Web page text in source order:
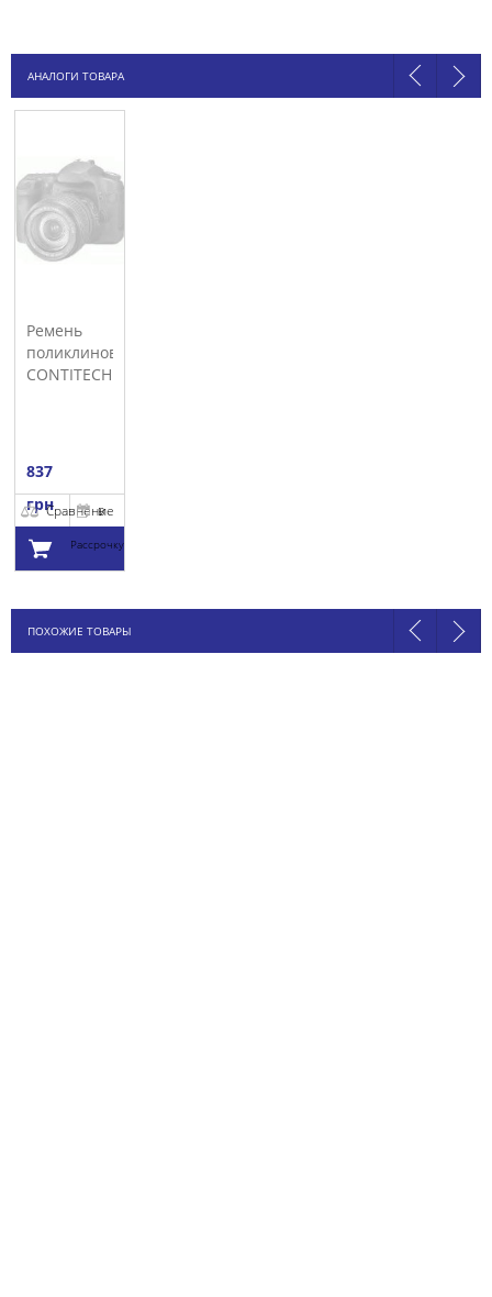
АНАЛОГИ ТОВАРА
Ремень
поликлиновой
CONTITECH
837
грнСравнение
В
Рассрочку
корзину
ПОХОЖИЕ ТОВАРЫ